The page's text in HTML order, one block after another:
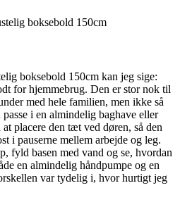
boksebold 150cm kan jeg sige:
for hjemmebrug. Den er stor nok til
med hele familien, men ikke så
i en almindelig baghave eller
placere den tæt ved døren, så den
i pauserne mellem arbejde og leg.
fyld basen med vand og se, hvordan
en almindelig håndpumpe og en
var tydelig i, hvor hurtigt jeg